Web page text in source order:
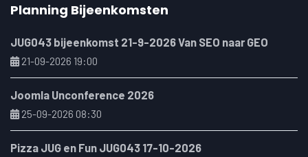
Planning Bijeenkomsten
JUG043 bijeenkomst 21-9-2026 Van SEO naar GEO
21-09-2026 19:00
Joomla Unconference 2026
25-09-2026 08:30
Pizza JUG en Fun JUG043 17-10-2026